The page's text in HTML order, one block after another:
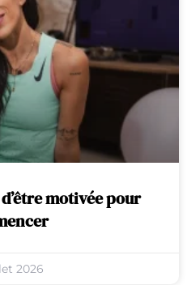
motivée pour
2026